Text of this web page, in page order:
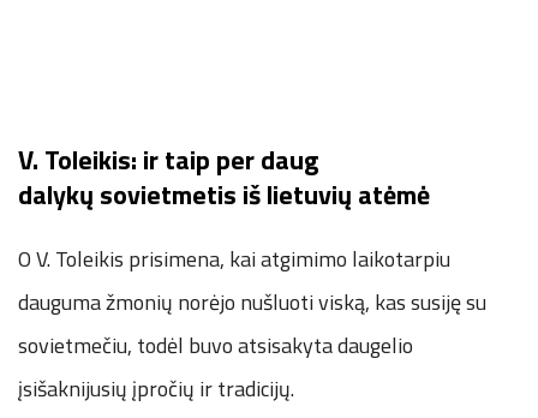
V. Toleikis: ir taip per daug
dalykų sovietmetis iš lietuvių atėmė
O V. Toleikis prisimena, kai atgimimo laikotarpiu
dauguma žmonių norėjo nušluoti viską, kas susiję su
sovietmečiu, todėl buvo atsisakyta daugelio
įsišaknijusių įpročių ir tradicijų.